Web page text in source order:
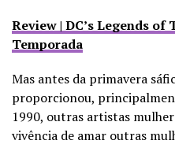
Review | DC’s Legends
Temporada
Mas antes da primavera
proporcionou,
1990, outras artistas
vivência de amar outras